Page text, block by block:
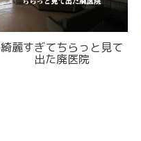
綺麗すぎてちらっと見て
出た廃医院